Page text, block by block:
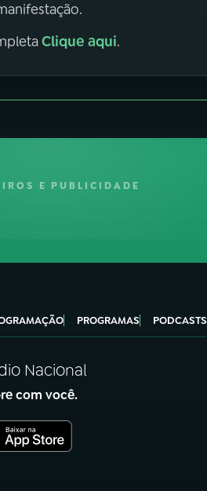
Clique aqui.
E PUBLICIDADE
PROGRAMAS PODCASTS
Nacional
com você.